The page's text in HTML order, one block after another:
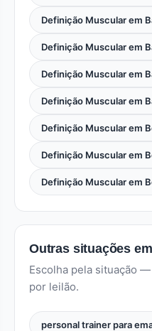
Definição Muscular em
Definição Muscular em
Definição Muscular em
Definição Muscular em
Definição Muscular em
Definição Muscular em
Definição Muscular em
Outras situações
Escolha pela situação
por leilão.
personal trainer para